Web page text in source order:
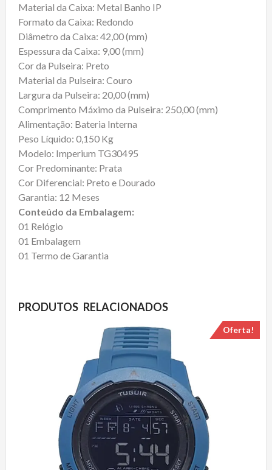
Material da Caixa: Metal Banho IP
Formato da Caixa: Redondo
Diâmetro da Caixa: 42,00 (mm)
Espessura da Caixa: 9,00 (mm)
Cor da Pulseira: Preto
Material da Pulseira: Couro
Largura da Pulseira: 20,00 (mm)
Comprimento Máximo da Pulseira: 250,00 (mm)
Alimentação: Bateria Interna
Peso Líquido: 0,150 Kg
Modelo: Imperium TG30495
Cor Predominante: Prata
Cor Diferencial: Preto e Dourado
Garantia: 12 Meses
Conteúdo da Embalagem:
01 Relógio
01 Embalagem
01 Termo de Garantia
PRODUTOS RELACIONADOS
Oferta!